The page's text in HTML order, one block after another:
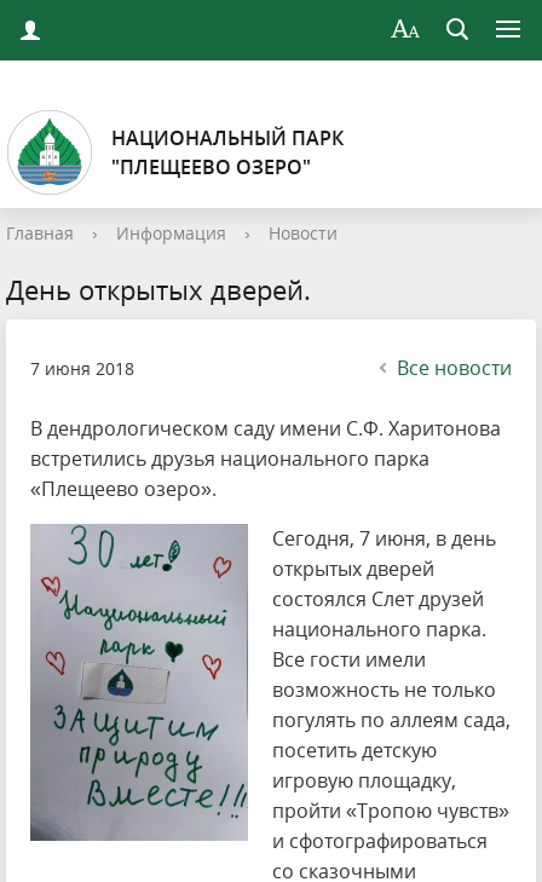
НАЦИОНАЛЬНЫЙ ПАРК
"ПЛЕЩЕЕВО ОЗЕРО"
Главная › Информация › Новости
День открытых дверей.
7 июня 2018 Все новости
В дендрологическом саду имени С.Ф. Харитонова
встретились друзья национального парка
«Плещеево озеро».
Сегодня, 7 июня, в день
открытых дверей
состоялся Слет друзей
национального парка.
Все гости имели
возможность не только
погулять по аллеям сада,
посетить детскую
игровую площадку,
пройти «Тропою чувств»
и сфотографироваться
со сказочными